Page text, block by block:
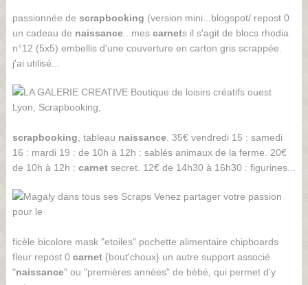
passionnée de scrapbooking (version mini...blogspot/ repost 0
un cadeau de naissance...mes carnets il s'agit de blocs rhodia
n°12 (5x5) embellis d'une couverture en carton gris scrappée.
j'ai utilisé...
scrapbooking, tableau naissance. 35€ vendredi 15 : samedi
16 : mardi 19 : de 10h à 12h : sablés animaux de la ferme. 20€
de 10h à 12h : carnetsecret. 12€ de 14h30 à 16h30 : figurines...
ficèle bicolore mask "etoiles" pochette alimentaire chipboards
fleur repost 0 carnet{bout'choux} un autre support associé
"naissance" ou "premières années" de bébé, qui permet d'y